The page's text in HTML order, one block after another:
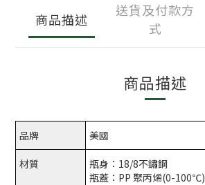
商品描述
送貨及付款方
式
商品描述
品牌 美國
材質
瓶身：18/8不鏽鋼
瓶蓋：PP 聚丙烯(0-100℃)